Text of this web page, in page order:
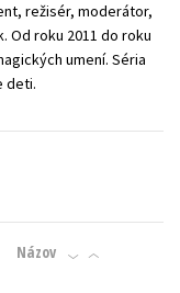
režisér, moderátor,
Od roku 2011 do roku
umení. Séria
deti.
Názov